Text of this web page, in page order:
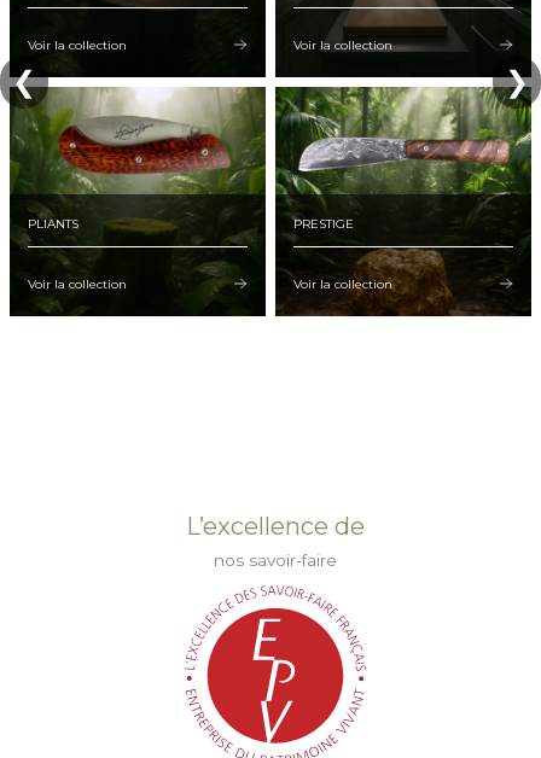
❮
Voir la collection Voir la collection
PLIANTS
Voir la collection
PRESTIGE
Voir la collection
❯
L’excellence de
nos savoir-faire